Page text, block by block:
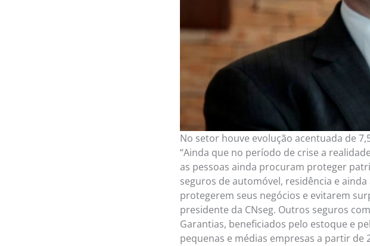
No setor houve evolução acentuada de
“Ainda que no período de crise a
as pessoas ainda procuram proteger
seguros de automóvel, residência e
protegerem seus negócios e evitarem
presidente da CNseg. Outros seguros
Garantias, beneficiados pelo estoque e
pequenas e médias empresas a partir de